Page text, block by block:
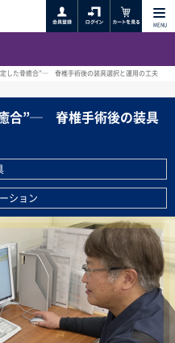
MENU
した骨癒合”─ 脊椎手術後の装具選択と運用の工夫
合”─ 脊椎手術後の装具
ション